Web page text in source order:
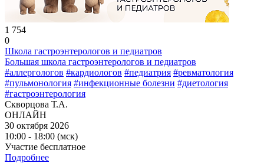
1 754
0
Школа гастроэнтерологов и педиатров
Большая школа гастроэнтерологов и педиатров
#аллергологов #кардиологов #педиатрия #ревматология
#пульмонология #инфекционные болезни #диетология
#гастроэнтерология
Скворцова Т.А.
ОНЛАЙН
30 октября 2026
10:00 - 18:00 (мск)
Участие бесплатное
Подробнее